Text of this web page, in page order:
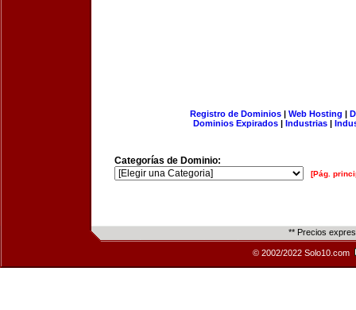
Registro de Dominios| Web Hosting |
Dominios Expirados | Industrias |
Categorías de Dominio:
[Pág.
** Precios
© 2002/2022 Solo10.com